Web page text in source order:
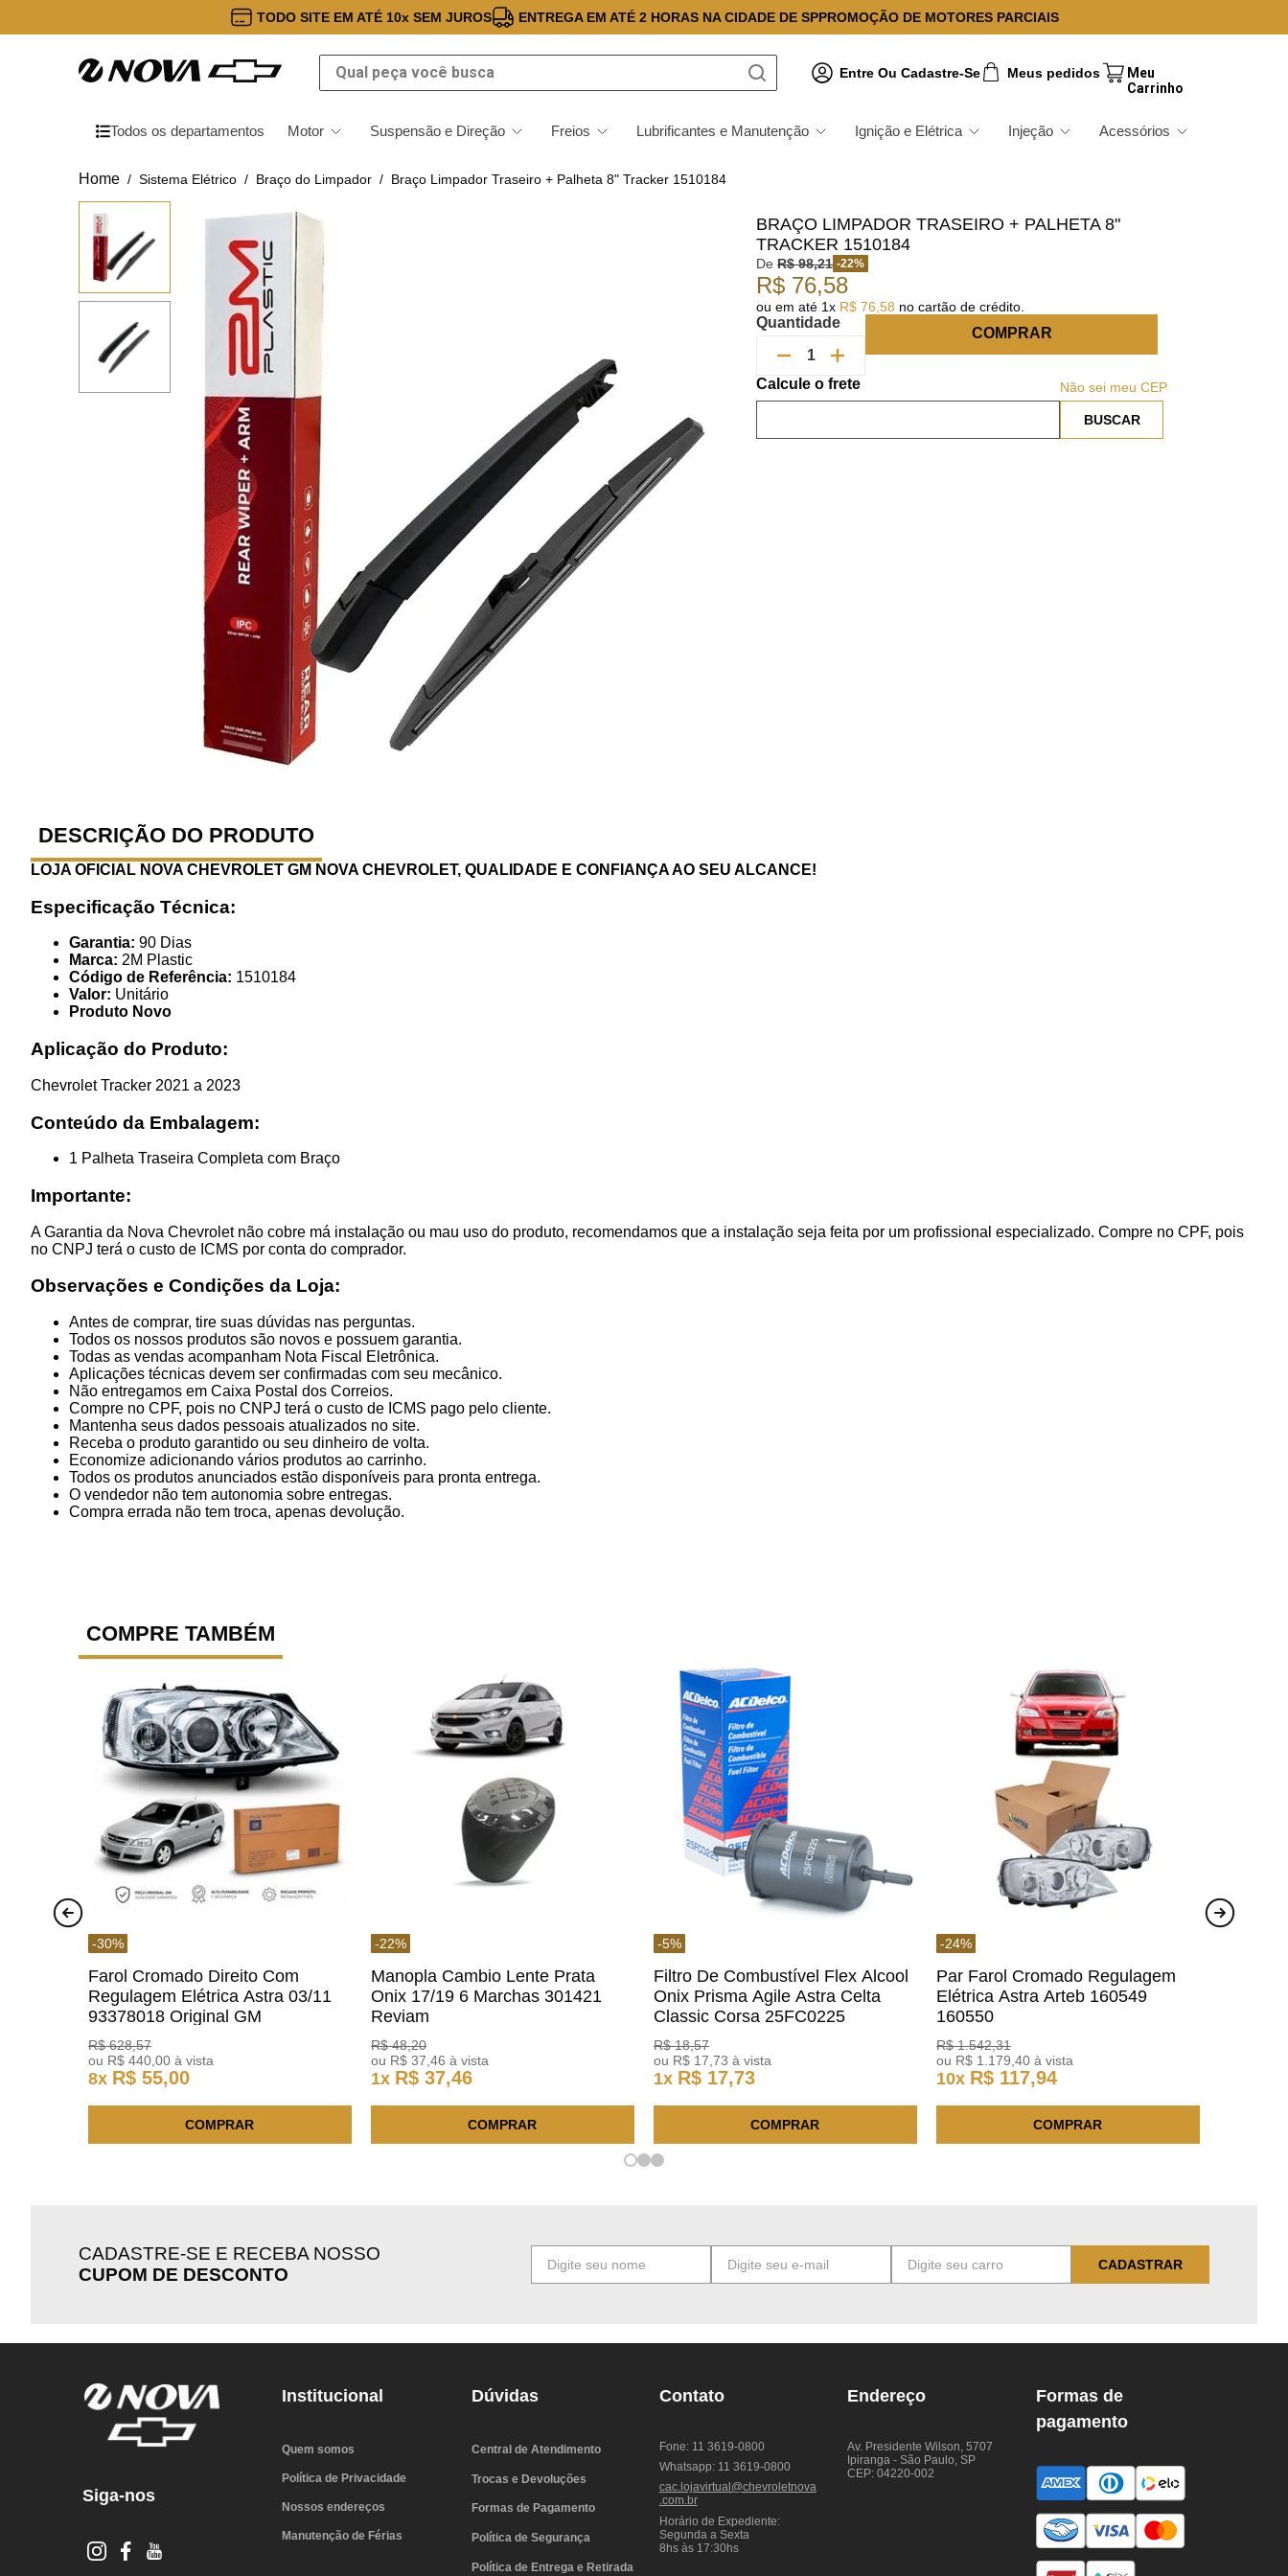
TODO SITE EM ATÉ 10x SEM JUROS ENTREGA EM ATÉ 2 HORAS NA CIDADE DE SPPROMOÇÃO DE MOTORES PARCIAIS
Qual peça você busca
Entre Ou Cadastre-Se Meus pedidos
Todos os departamentos Motor Suspensão e Direção Freios Lubrificantes e Manutenção Ignição e Elétrica Injeção Acessórios
Sistema Elétrico Braço do Limpador Braço Limpador Traseiro + Palheta 8" Tracker 1510184
BRAÇO LIMPADOR TRASEIRO + PALHETA 8"
TRACKER 1510184
De R$ 98,21 -22%
R$ 76,58
ou em até 1x R$ 76 58 no cartão de crédito.
Quantidade
COMPRAR
Não sei meu CEP
DESCRIÇÃO DO PRODUTO
LOJA OFICIAL NOVA CHEVROLET GM NOVA CHEVROLET, QUALIDADE E CONFIANÇA AO SEU ALCANCE!
Especificação Técnica:
Garantia: 90 Dias
Marca: 2M Plastic
Código de Referência: 1510184
Valor: Unitário
Produto Novo
Aplicação do Produto:
Chevrolet Tracker 2021 a 2023
Conteúdo da Embalagem:
1 Palheta Traseira Completa com Braço
Importante:
A Garantia da Nova Chevrolet não cobre má instalação ou mau uso do produto, recomendamos que a instalação seja feita por um profissional especializado. Compre no CPF, pois
no CNPJ terá o custo de ICMS por conta do comprador.
Observações e Condições da Loja:
Antes de comprar, tire suas dúvidas nas perguntas.
Todos os nossos produtos são novos e possuem garantia.
Todas as vendas acompanham Nota Fiscal Eletrônica.
Aplicações técnicas devem ser confirmadas com seu mecânico.
Não entregamos em Caixa Postal dos Correios.
Compre no CPF, pois no CNPJ terá o custo de ICMS pago pelo cliente.
Mantenha seus dados pessoais atualizados no site.
Receba o produto garantido ou seu dinheiro de volta.
Economize adicionando vários produtos ao carrinho.
Todos os produtos anunciados estão disponíveis para pronta entrega.
O vendedor não tem autonomia sobre entregas.
Compra errada não tem troca, apenas devolução.
COMPRE TAMBÉM
-30%
Farol Cromado Direito Com
Regulagem Elétrica Astra 03/11
93378018 Original GM
R$ 628,57
ou R$ 440 ,00 à vista
8x R$ 55,00
COMPRAR
-22%
Manopla Cambio Lente Prata
Onix 17/19 6 Marchas 301421
Reviam
R$ 48,20
ou R$ 37 ,46 à vista
1x R$ 37,46
COMPRAR
-5%
Filtro De Combustível Flex Alcool
Onix Prisma Agile Astra Celta
Classic Corsa 25FC0225
ACDelco
R$ 18,57
ou R$ 17 ,73 à vista
1x R$ 17,73
COMPRAR
-24%
Par Farol Cromado Regulagem
Elétrica Astra Arteb 160549
160550
R$ 1.542,31
ou R$ 1 179 ,40 à vista
10x R$ 117,94
COMPRAR
CADASTRE-SE E RECEBA NOSSO
CUPOM DE DESCONTO
CADASTRAR
Siga-nos
Institucional
Quem somos
Política de Privacidade
Nossos endereços
Manutenção de Férias
Dúvidas
Central de Atendimento
Trocas e Devoluções
Formas de Pagamento
Política de Segurança
Política de Entrega e Retirada
Contato
Fone: 11 3619-0800
Whatsapp: 11 3619-0800
cac.lojavirtual@chevroletnova
.com.br
Horário de Expediente:
Segunda a Sexta
8hs às 17:30hs
Endereço
Av. Presidente Wilson, 5707
Ipiranga - São Paulo, SP
CEP: 04220-002
Formas de
pagamento